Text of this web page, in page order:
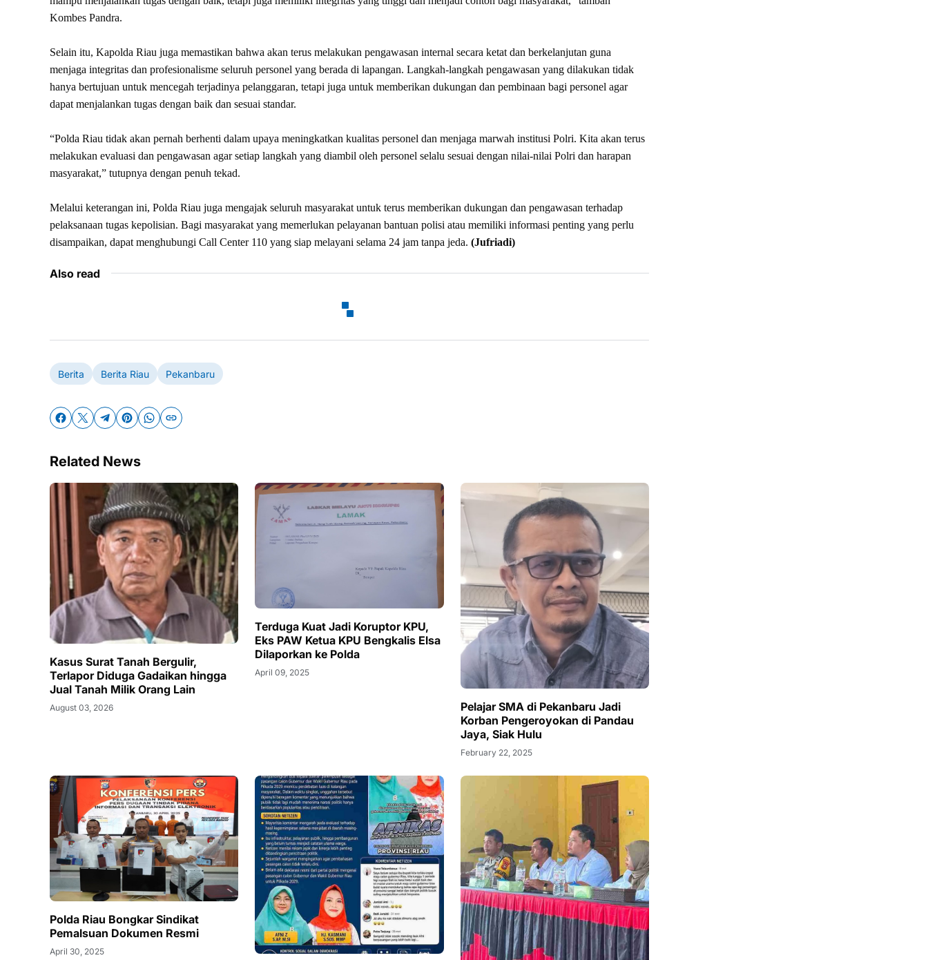
Kombes Pandra.
Selain itu, Kapolda Riau juga memastikan bahwa akan terus melakukan pengawasan internal secara ketat dan berkelanjutan guna
menjaga integritas dan profesionalisme seluruh personel yang berada di lapangan. Langkah-langkah pengawasan yang dilakukan tidak
hanya bertujuan untuk mencegah terjadinya pelanggaran, tetapi juga untuk memberikan dukungan dan pembinaan bagi personel agar
dapat menjalankan tugas dengan baik dan sesuai standar.
“Polda Riau tidak akan pernah berhenti dalam upaya meningkatkan kualitas personel dan menjaga marwah institusi Polri. Kita akan terus
melakukan evaluasi dan pengawasan agar setiap langkah yang diambil oleh personel selalu sesuai dengan nilai-nilai Polri dan harapan
masyarakat,” tutupnya dengan penuh tekad.
Melalui keterangan ini, Polda Riau juga mengajak seluruh masyarakat untuk terus memberikan dukungan dan pengawasan terhadap
pelaksanaan tugas kepolisian. Bagi masyarakat yang memerlukan pelayanan bantuan polisi atau memiliki informasi penting yang perlu
disampaikan, dapat menghubungi Call Center 110 yang siap melayani selama 24 jam tanpa jeda. (Jufriadi)
Also read
Berita Berita Riau Pekanbaru
Related News
Kasus Surat Tanah Bergulir,
Terlapor Diduga Gadaikan hingga
Jual Tanah Milik Orang Lain
August 03, 2026
Terduga Kuat Jadi Koruptor KPU,
Eks PAW Ketua KPU Bengkalis Elsa
Dilaporkan ke Polda
April 09, 2025
Pelajar SMA di Pekanbaru Jadi
Korban Pengeroyokan di Pandau
Jaya, Siak Hulu
February 22, 2025
Polda Riau Bongkar Sindikat
Pemalsuan Dokumen Resmi
April 30, 2025